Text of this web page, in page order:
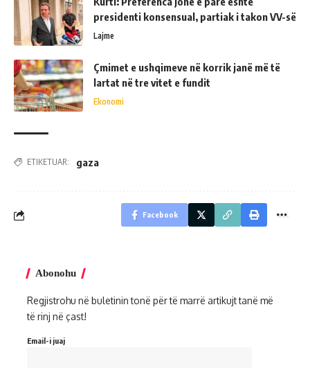
presidenti konsensual, partiak i takon VV-së
Lajme
Çmimet e ushqimeve në korrik janë më të
lartat në tre vitet e fundit
Ekonomi
ETIKETUAR: gaza
Facebook
Abonohu
Regjistrohu në buletinin tonë për të marrë artikujt tanë më
të rinj në çast!
Email-i juaj